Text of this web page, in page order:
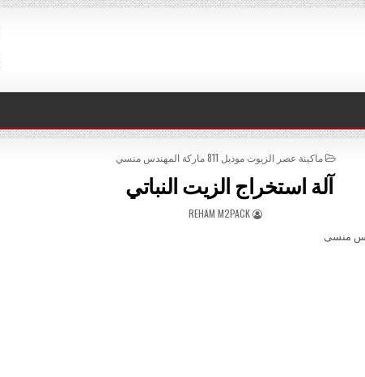
POSTED IN
ماكينة عصر الزيوت موديل 811 ماركة المهندس منسي
آلة استخراج الزيت النباتي
AUTHOR:
REHAM M2PACK